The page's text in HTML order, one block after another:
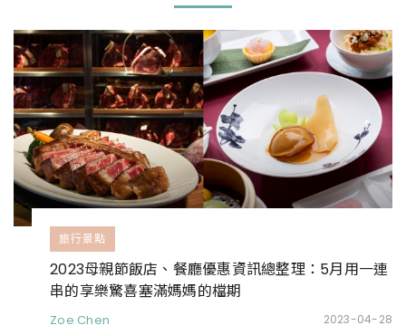
旅行景點
2023母親節飯店、餐廳優惠資訊總整理：5月用一連
串的享樂驚喜塞滿媽媽的檔期
Zoe Chen 2023-04-28